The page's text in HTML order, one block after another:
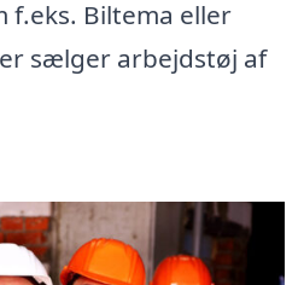
f.eks. Biltema eller
sælger arbejdstøj af